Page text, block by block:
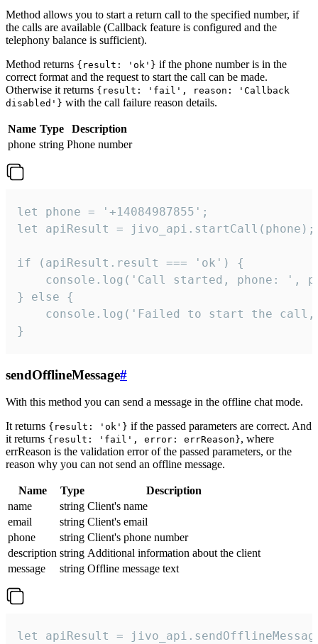
Method allows you to start a return call to the specified number, if
the calls are available (Callback feature is configured and the
telephony balance is sufficient).
Method returns {result: 'ok'} if the phone number is in the
correct format and the request to start the call can be made.
Otherwise it returns {result: 'fail', reason: 'Callback
disabled'} with the call failure reason details.
Name Type
Description
phone string Phone number
let phone = '+14084987855';
let apiResult = jivo_api.startCall(phone);
if (apiResult.result === 'ok') {
console.log('Call started, phone: ',
} else {
console.log('Failed to start the
}
sendOfflineMessage#
With this method you can send a message in the offline chat mode.
It returns {result: 'ok'} if the passed parameters are correct. And
it returns {result: 'fail', error: errReason}, where
errReason is the validation error of the passed parameters, or the
reason why you can not send an offline message.
Name Type
Description
name
string Client's name
email
string Client's email
phone
string Client's phone number
description string Additional information about the client
message
string Offline message text
let apiResult =